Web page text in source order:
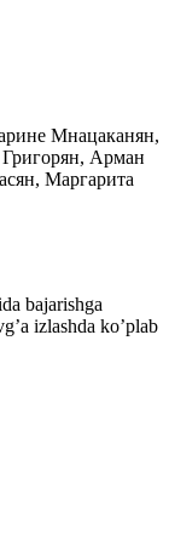
Мнацаканян,
Арман
Маргарита
bajarishga
izlashda ko’plab